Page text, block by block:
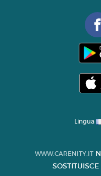
Lingua
WWW.CARENITY.IT